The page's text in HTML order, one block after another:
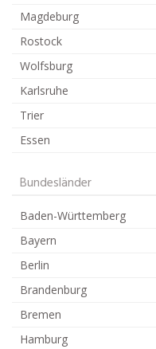
Magdeburg
Rostock
Wolfsburg
Karlsruhe
Trier
Essen
Bundesländer
Baden-Württemberg
Bayern
Berlin
Brandenburg
Bremen
Hamburg